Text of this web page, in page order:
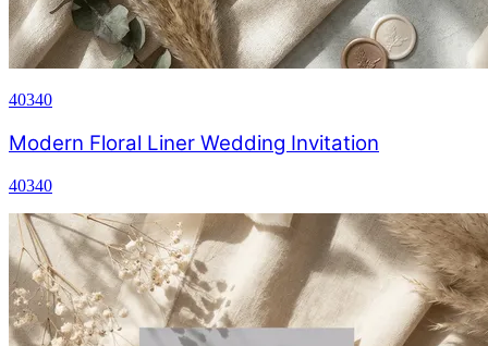
40340
Modern Floral Liner Wedding Invitation
40340